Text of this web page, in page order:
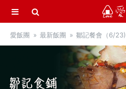
選單
首頁
愛市集商品館
最新飯團
愛飯團 最新飯團 鄒記餐會（6/23)